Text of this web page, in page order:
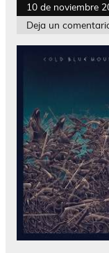
10 de noviembre
Deja un